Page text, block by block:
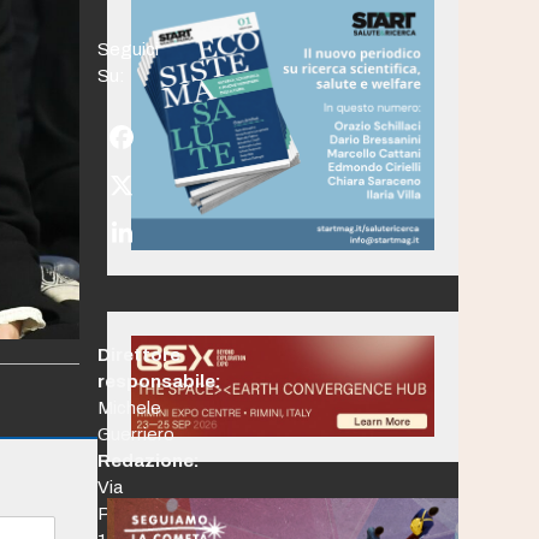
Seguici
Su:
Facebook
Twitter
(deprecated)
LinkedIn
Direttore
responsabile:
Michele
Guerriero
Redazione:
Via
Po,